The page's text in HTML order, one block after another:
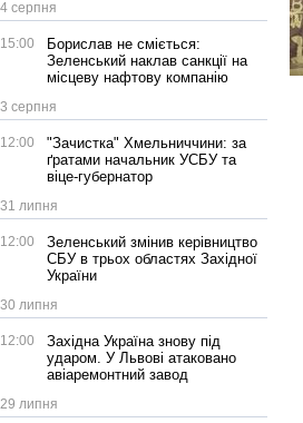
4 серпня
15:00
Борислав не сміється:
Зеленський наклав санкції на
місцеву нафтову компанію
3 серпня
12:00
"Зачистка" Хмельниччини: за
ґратами начальник УСБУ та
віце-губернатор
31 липня
12:00
Зеленський змінив керівництво
СБУ в трьох областях Західної
України
30 липня
12:00
Західна Україна знову під
ударом. У Львові атаковано
авіаремонтний завод
29 липня